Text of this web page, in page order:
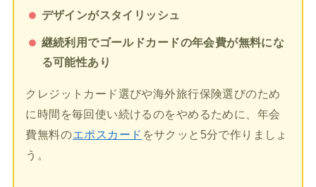
デザインがスタイリッシュ
継続利用でゴールドカードの年会費が無料にな
る可能性あり
クレジットカード選びや海外旅行保険選びのため
に時間を毎回使い続けるのをやめるために、年会
費無料のエポスカード をサクッと5分で作りましょ
う。